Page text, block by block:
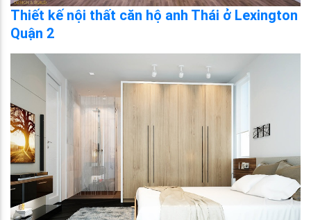
Thiết kế nội thất căn hộ anh Thái ở Lexington
Quận 2